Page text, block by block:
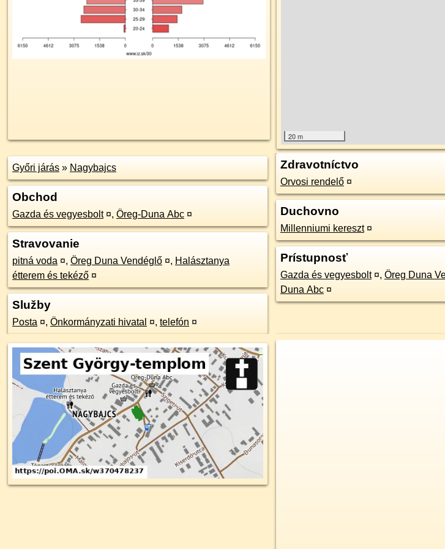
20 m
Győri járás » Nagybajcs
Obchod
Gazda és vegyesbolt ¤, Öreg-Duna Abc ¤
Stravovanie
pitná voda ¤, Öreg Duna Vendéglő ¤, Halásztanya
étterem és tekéző ¤
Služby
Posta ¤, Önkormányzati hivatal ¤, telefón ¤
Zdravotníctvo
Orvosi rendelő ¤
Duchovno
Millenniumi kereszt ¤
Prístupnosť
Gazda és vegyesbolt ¤, Öreg Duna
Duna Abc ¤